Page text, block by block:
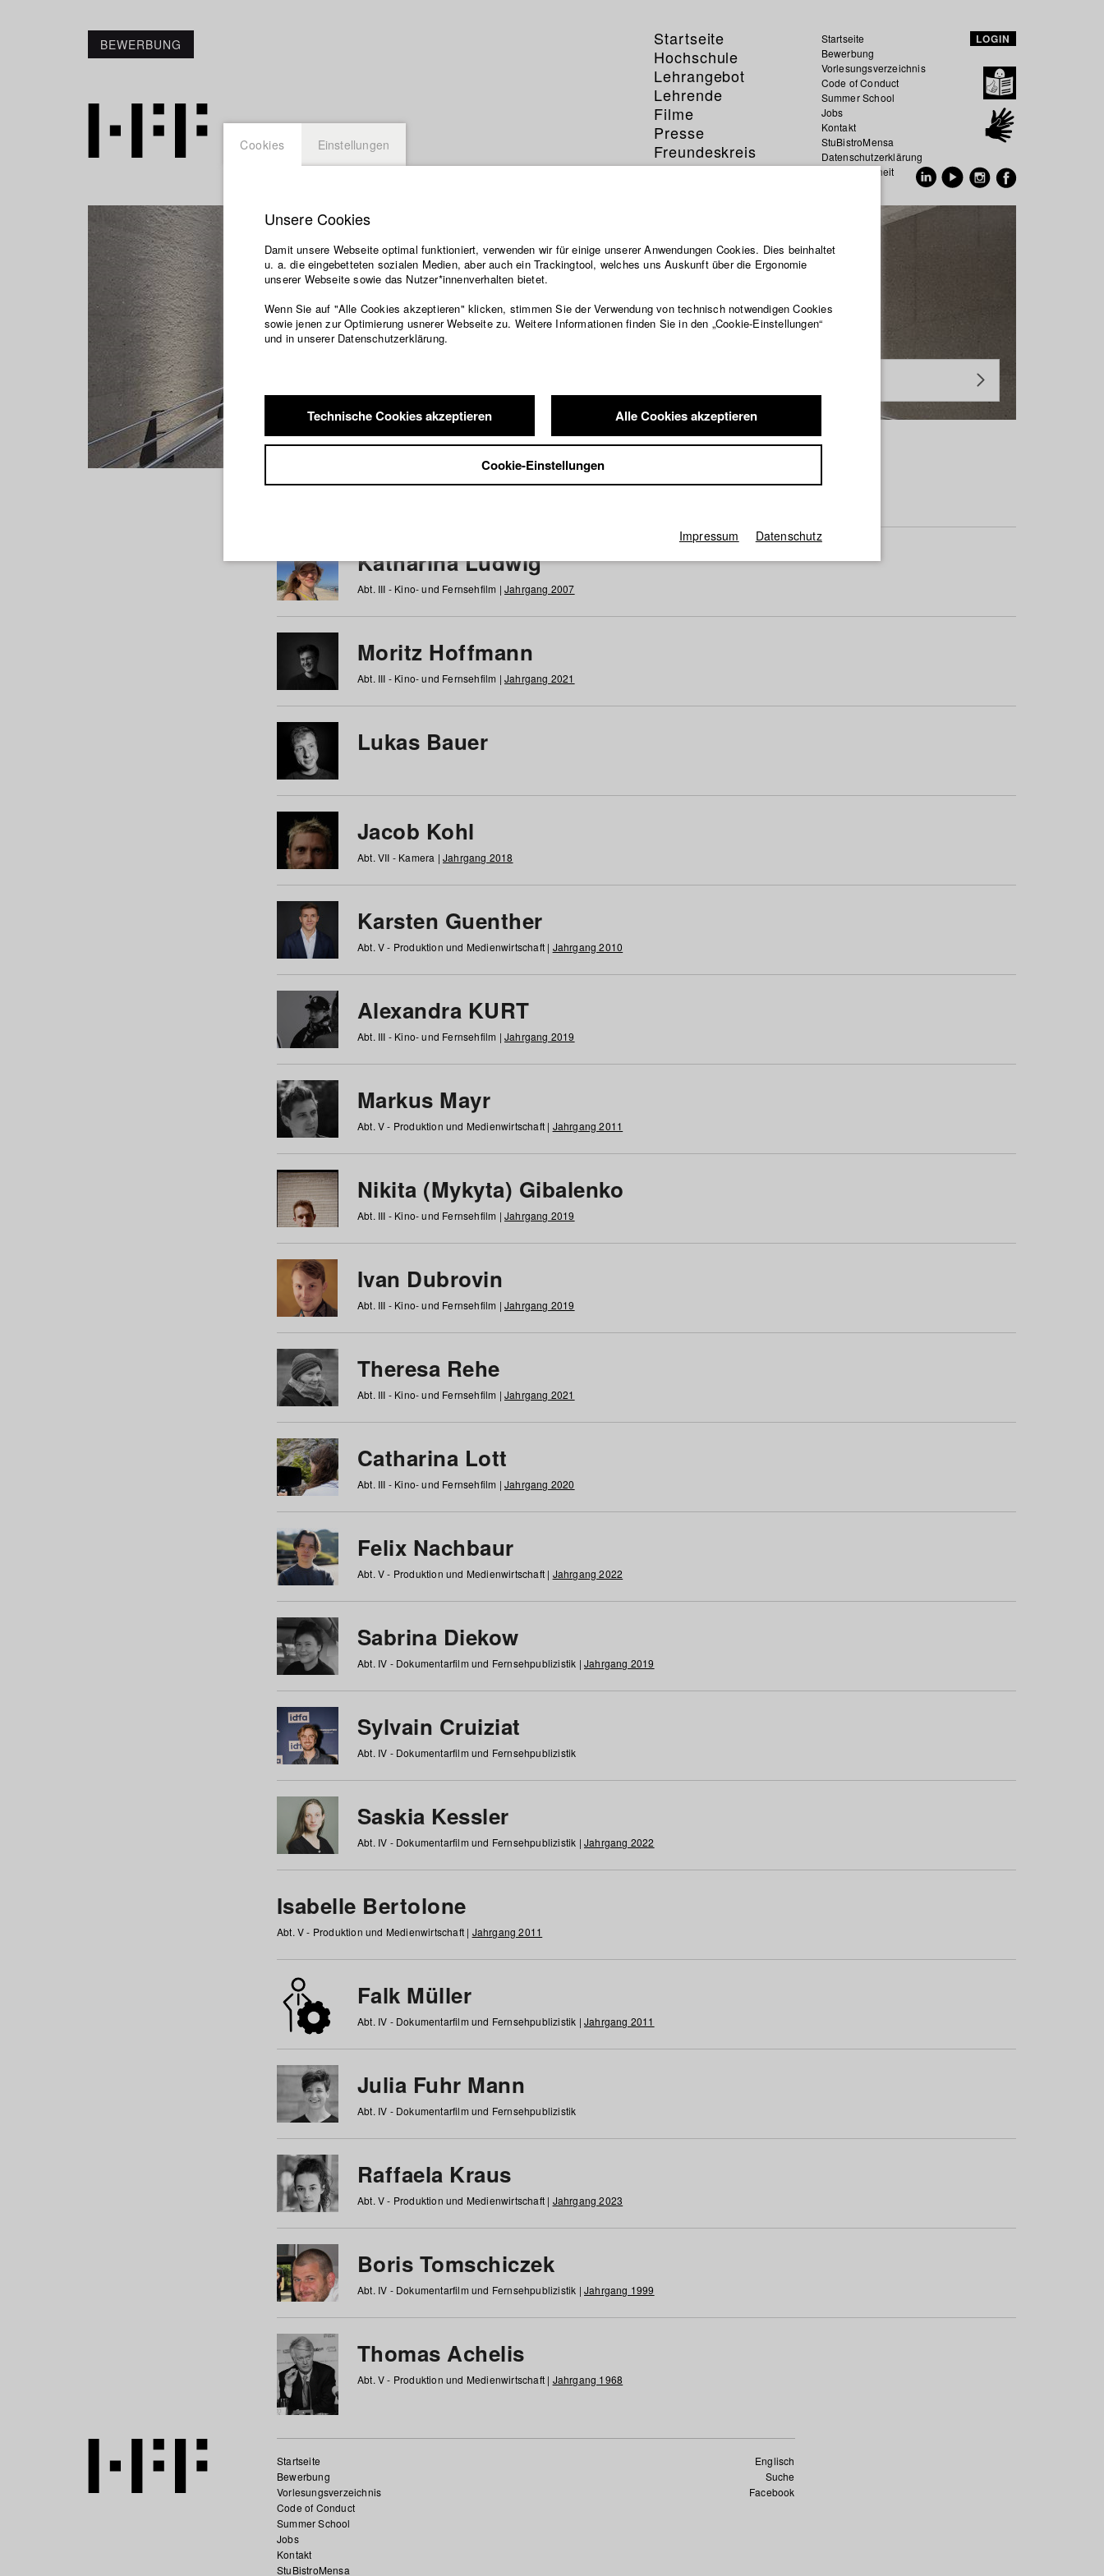
BEWERBUNG
Startseite
Hochschule
Lehrangebot
Lehrende
Filme
Presse
Freundeskreis
Service
Startseite
Bewerbung
Vorlesungsverzeichnis
Code of Conduct
Summer School
Jobs
Kontakt
StuBistroMensa
Datenschutzerklärung
Datensicherheit
LOGIN
Studierende / Alumni
a b c d e f g h i j k l m n o p q r s t u v w x y z Alle
Katharina Ludwig
Abt. III - Kino- und Fernsehfilm | Jahrgang 2007
Moritz Hoffmann
Abt. III - Kino- und Fernsehfilm | Jahrgang 2021
Lukas Bauer
Jacob Kohl
Abt. VII - Kamera | Jahrgang 2018
Karsten Guenther
Abt. V - Produktion und Medienwirtschaft | Jahrgang 2010
Alexandra KURT
Abt. III - Kino- und Fernsehfilm | Jahrgang 2019
Markus Mayr
Abt. V - Produktion und Medienwirtschaft | Jahrgang 2011
Nikita (Mykyta) Gibalenko
Abt. III - Kino- und Fernsehfilm | Jahrgang 2019
Ivan Dubrovin
Abt. III - Kino- und Fernsehfilm | Jahrgang 2019
Theresa Rehe
Abt. III - Kino- und Fernsehfilm | Jahrgang 2021
Catharina Lott
Abt. III - Kino- und Fernsehfilm | Jahrgang 2020
Felix Nachbaur
Abt. V - Produktion und Medienwirtschaft | Jahrgang 2022
Sabrina Diekow
Abt. IV - Dokumentarfilm und Fernsehpublizistik | Jahrgang 2019
Sylvain Cruiziat
Abt. IV - Dokumentarfilm und Fernsehpublizistik
Saskia Kessler
Abt. IV - Dokumentarfilm und Fernsehpublizistik | Jahrgang 2022
Isabelle Bertolone
Abt. V - Produktion und Medienwirtschaft | Jahrgang 2011
Falk Müller
Abt. IV - Dokumentarfilm und Fernsehpublizistik | Jahrgang 2011
Julia Fuhr Mann
Abt. IV - Dokumentarfilm und Fernsehpublizistik
Raffaela Kraus
Abt. V - Produktion und Medienwirtschaft | Jahrgang 2023
Boris Tomschiczek
Abt. IV - Dokumentarfilm und Fernsehpublizistik | Jahrgang 1999
Thomas Achelis
Abt. V - Produktion und Medienwirtschaft | Jahrgang 1968
Englisch
Suche
Facebook
Startseite
Bewerbung
Vorlesungsverzeichnis
Code of Conduct
Summer School
Jobs
Kontakt
StuBistroMensa
Cookies Einstellungen
Unsere Cookies
Damit unsere Webseite optimal funktioniert, verwenden wir für einige unserer Anwendungen Cookies. Dies beinhaltet
u. a. die eingebetteten sozialen Medien, aber auch ein Trackingtool, welches uns Auskunft über die Ergonomie
unserer Webseite sowie das Nutzer*innenverhalten bietet.
Wenn Sie auf "Alle Cookies akzeptieren" klicken, stimmen Sie der Verwendung von technisch notwendigen Cookies
sowie jenen zur Optimierung usnerer Webseite zu. Weitere Informationen finden Sie in den „Cookie-Einstellungen“
und in unserer Datenschutzerklärung.
Technische Cookies akzeptieren Alle Cookies akzeptieren
Cookie-Einstellungen
Impressum Datenschutz